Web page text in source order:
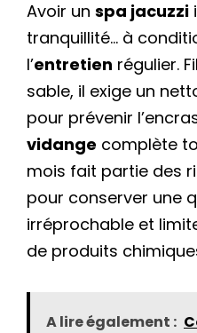
Avoir un spa jacuzzi
tranquillité… à
l’entretien régulier.
sable, il exige un
pour prévenir
vidange complète
mois fait partie des
pour conserver une
irréprochable et
de produits
A lire également :